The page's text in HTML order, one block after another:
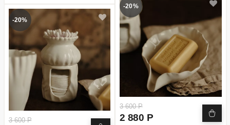
-20%
3 600 Р
-20%
3 600 Р
2 880 Р